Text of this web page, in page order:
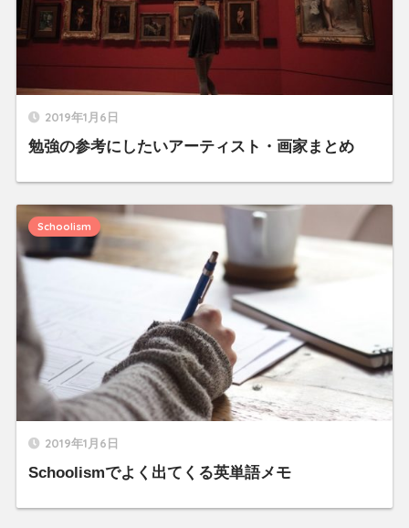
2019年1月6日
勉強の参考にしたいアーティスト・画家まとめ
2019年1月6日
Schoolismでよく出てくる英単語メモ
Schoolism